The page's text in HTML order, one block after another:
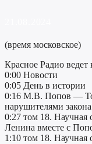
(время московское)
Красное Радио ведет
0:00 Новости
0:05 День в истории
0:16 М.В. Попов —
нарушителями
0:27 том 18. Научная
Ленина вместе с
1:10 том 18. Научная